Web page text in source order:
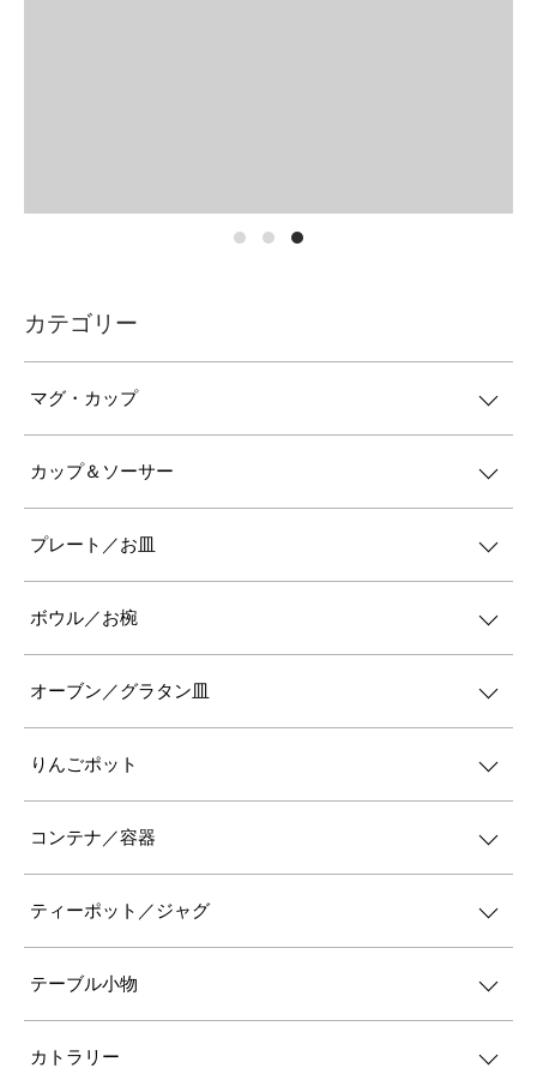
カテゴリー
マグ・カップ
カップ＆ソーサー
プレート／お皿
ボウル／お椀
オーブン／グラタン皿
りんごポット
コンテナ／容器
ティーポット／ジャグ
テーブル小物
カトラリー